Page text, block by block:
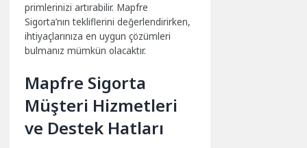
primlerinizi artırabilir. Mapfre
Sigorta’nın tekliflerini değerlendirirken,
ihtiyaçlarınıza en uygun çözümleri
bulmanız mümkün olacaktır.
Mapfre Sigorta
Müşteri Hizmetleri
ve Destek Hatları